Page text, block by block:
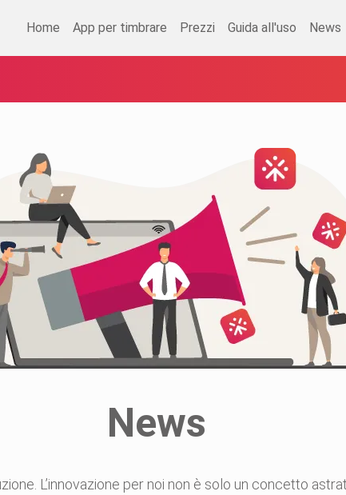
Home App per timbrare Prezzi Guida all'uso News
News
L’innovazione per noi non è solo un concetto